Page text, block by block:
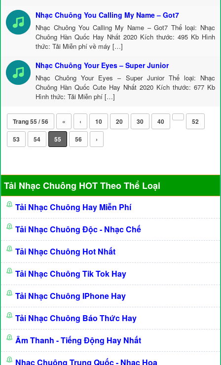
Nhạc Chuông You Calling My Name – Got7
Nhạc Chuông You Calling My Name – Got7 Thể loại: Nhạc
Chuông Hàn Quốc Hay Nhất 2020 Kích thước: 495 Kb Hình
thức: Tải Miễn phí về máy […]
Nhạc Chuông Your Eyes – Super Junior
Nhạc Chuông Your Eyes – Super Junior Thể loại: Nhạc
Chuông Hàn Quốc Cute Hay Nhất 2020 Kích thước: 677 Kb
Hình thức: Tải Miễn phí […]
Trang 55 / 56 « ‹ 10 20 30 40
52
53
54 55 56 ›
Tải Nhạc Chuông HOT Theo Thể Loại
Tải Nhạc Chuông Hay Miễn Phí
Tải Nhạc Chuông Độc - Nhạc Chế
Tải Nhạc Chuông Hot Nhất
Tải Nhạc Chuông Tik Tok Hay
Tải Nhạc Chuông IPhone Hay
Tải Nhạc Chuông Báo Thức Hay
Âm Thanh - Tiếng Động Hay Nhất
Nhạc Chuông Trung Quốc - Nhạc Hoa